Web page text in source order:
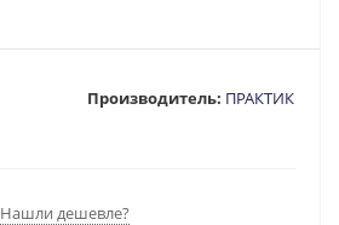
Производитель: ПРАКТИК
Нашли дешевле?